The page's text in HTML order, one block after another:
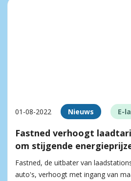
01-08-2022 Nieuws E-
Fastned verhoogt
om stijgende
Fastned, de uitbater van
auto's, verhoogt met ingang van